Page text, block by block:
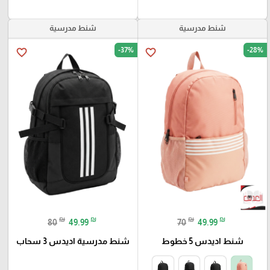
شنط مدرسية
favorite_border -28%
70 ₪ 49.99 ₪
شنط اديدس 5 خطوط
شنط مدرسية
favorite_border -37%
80 ₪ 49.99 ₪
شنط مدرسية اديدس 3 سحاب